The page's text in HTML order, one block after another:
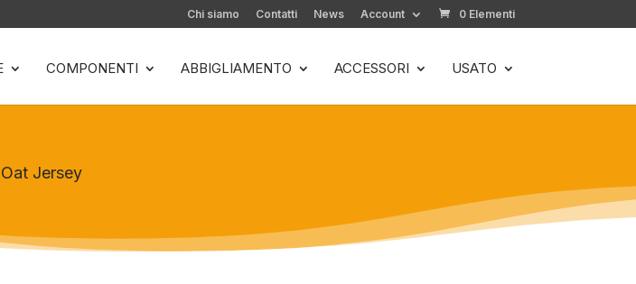
Chi siamo Contatti News Account 0 Elementi
COMPONENTI ABBIGLIAMENTO ACCESSORI USATO
Jersey